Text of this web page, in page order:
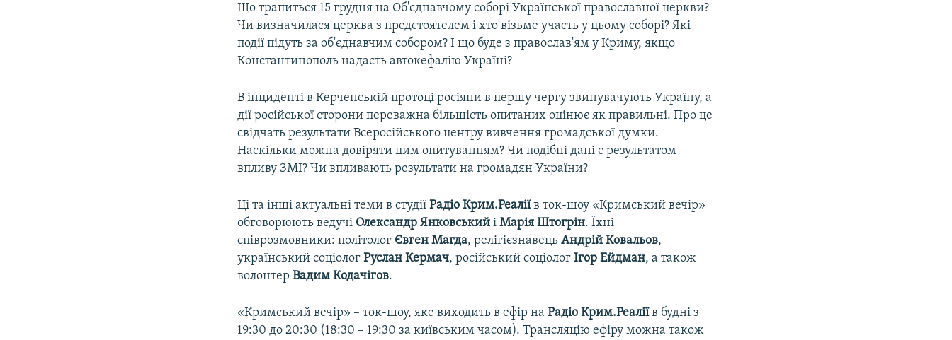
Що трапиться 15 грудня на Об'єднавчому соборі Української православної церкви?
Чи визначилася церква з предстоятелем і хто візьме участь у цьому соборі? Які
події підуть за об'єднавчим собором? І що буде з православ'ям у Криму, якщо
Константинополь надасть автокефалію Україні?
В інциденті в Керченській протоці росіяни в першу чергу звинувачують Україну, а
дії російської сторони переважна більшість опитаних оцінює як правильні. Про це
свідчать результати Всеросійського центру вивчення громадської думки.
Наскільки можна довіряти цим опитуванням? Чи подібні дані є результатом
впливу ЗМІ? Чи впливають результати на громадян України?
Ці та інші актуальні теми в студіїРадіо Крим.Реаліїв ток-шоу «Кримський вечір»
обговорюють ведучі Олександр Янковський іМарія Штогрін. Їхні
співрозмовники: політолог Євген Магда, релігієзнавецьАндрій Ковальов,
український соціологРуслан Кермач, російський соціологІгор Ейдман, а також
волонтерВадим Кодачігов.
«Кримський вечір» – ток-шоу, яке виходить в ефір наРадіо Крим.Реаліїв будні з
19:30 до 20:30 (18:30 – 19:30 за київським часом). Трансляцію ефіру можна також